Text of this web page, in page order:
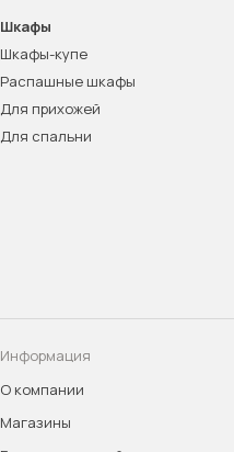
Шкафы
Шкафы-купе
Распашные шкафы
Для прихожей
Для спальни
Информация
О компании
Магазины